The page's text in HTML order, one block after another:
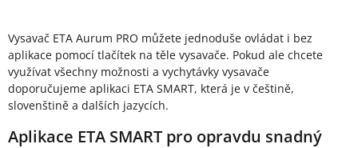
Vysavač ETA Aurum PRO můžete jednoduše ovládat i bez
aplikace pomocí tlačítek na těle vysavače. Pokud ale chcete
využívat všechny možnosti a vychytávky vysavače
doporučujeme aplikaci ETA SMART, která je v češtině,
slovenštině a dalších jazycích.
Aplikace ETA SMART pro opravdu snadný